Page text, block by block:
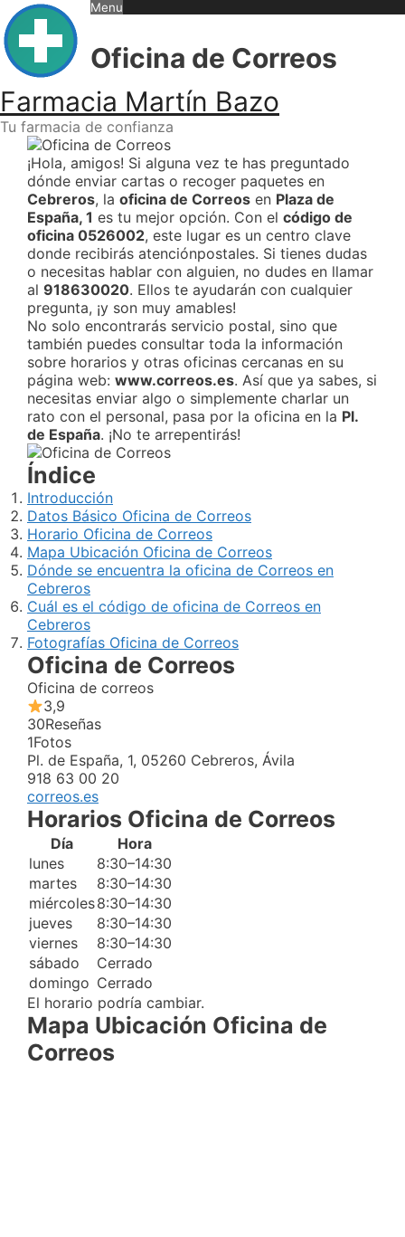
Skip
to
content
Farmacia Martín Bazo
Tu farmacia de confianza
Menu
Oficina de Correos
¡Hola, amigos! Si alguna vez te has preguntado
dónde enviar cartas o recoger paquetes en
Cebreros, la oficina de Correos en Plaza de
España, 1 es tu mejor opción. Con el código de
oficina 0526002, este lugar es un centro clave
donde recibirás atenciónpostales. Si tienes dudas
o necesitas hablar con alguien, no dudes en llamar
al 918630020. Ellos te ayudarán con cualquier
pregunta, ¡y son muy amables!
No solo encontrarás servicio postal, sino que
también puedes consultar toda la información
sobre horarios y otras oficinas cercanas en su
página web: www.correos.es. Así que ya sabes, si
necesitas enviar algo o simplemente charlar un
rato con el personal, pasa por la oficina en la Pl.
de España. ¡No te arrepentirás!
Índice
Introducción
Datos Básico Oficina de Correos
Horario Oficina de Correos
Mapa Ubicación Oficina de Correos
Dónde se encuentra la oficina de Correos en
Cebreros
Cuál es el código de oficina de Correos en
Cebreros
Fotografías Oficina de Correos
Oficina de Correos
Oficina de correos
3,9
30Reseñas
1Fotos
Pl. de España, 1, 05260 Cebreros, Ávila
918 63 00 20
correos.es
Horarios Oficina de Correos
Día
Hora
lunes
8:30–14:30
martes
8:30–14:30
miércoles8:30–14:30
jueves
8:30–14:30
viernes
8:30–14:30
sábado
Cerrado
domingo Cerrado
El horario podría cambiar.
Mapa Ubicación Oficina de
Correos